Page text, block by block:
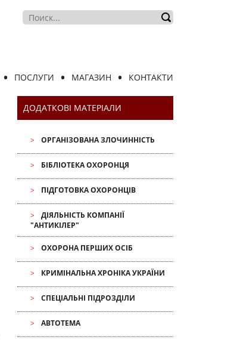
ПОСЛУГИ МАГАЗИН КОНТАКТИ
ДОДАТКОВІ МАТЕРІАЛИ
ОРГАНІЗОВАНА ЗЛОЧИННІСТЬ
БІБЛІОТЕКА ОХОРОНЦЯ
ПІДГОТОВКА ОХОРОНЦІВ
ДІЯЛЬНІСТЬ КОМПАНІЇ
"АНТИКІЛЕР"
ОХОРОНА ПЕРШИХ ОСІБ
КРИМІНАЛЬНА ХРОНІКА УКРАЇНИ
СПЕЦІАЛЬНІ ПІДРОЗДІЛИ
АВТОТЕМА